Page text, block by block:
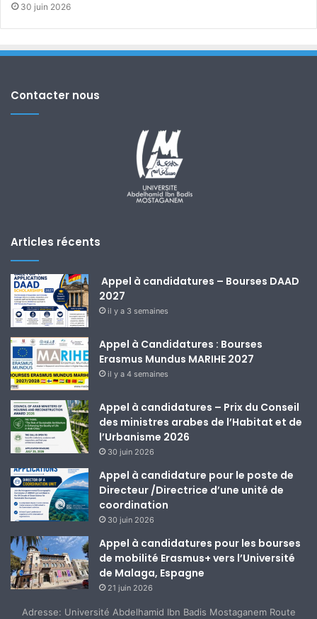
30 juin 2026
Contacter nous
Articles récents
Appel à candidatures – Bourses DAAD
2027
il y a 3 semaines
Appel à Candidatures : Bourses
Erasmus Mundus MARIHE 2027
il y a 4 semaines
Appel à candidatures – Prix du Conseil
des ministres arabes de l’Habitat et de
l’Urbanisme 2026
30 juin 2026
Appel à candidature pour le poste de
Directeur /Directrice d’une unité de
coordination
30 juin 2026
Appel à candidatures pour les bourses
de mobilité Erasmus+ vers l’Université
de Malaga, Espagne
21 juin 2026
Adresse: Université Abdelhamid Ibn Badis Mostaganem Route